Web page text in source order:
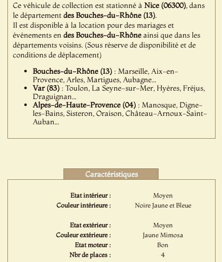
Ce véhicule de collection est stationné àNice (06300), dans
le départementdes Bouches-du-Rhône (13).
Il est disponible à la location pour des mariages et
événements endes Bouches-du-Rhôneainsi que dans les
départements voisins. (Sous réserve de disponibilité et de
conditions de déplacement)
Bouches-du-Rhône (13) : Marseille, Aix-en-
Provence, Arles, Martigues, Aubagne...
Var (83) : Toulon, La Seyne-sur-Mer, Hyères, Fréjus,
Draguignan...
Alpes-de-Haute-Provence (04) : Manosque, Digne-
les-Bains, Sisteron, Oraison, Château-Arnoux-Saint-
Auban...
Caractéristiques
Etat intérieur :
Moyen
Couleur intérieure :
Noire Jaune et Bleue
Etat extérieur :
Moyen
Couleur extérieure :
Jaune Mimosa
Etat moteur :
Bon
Nbr de places :
4